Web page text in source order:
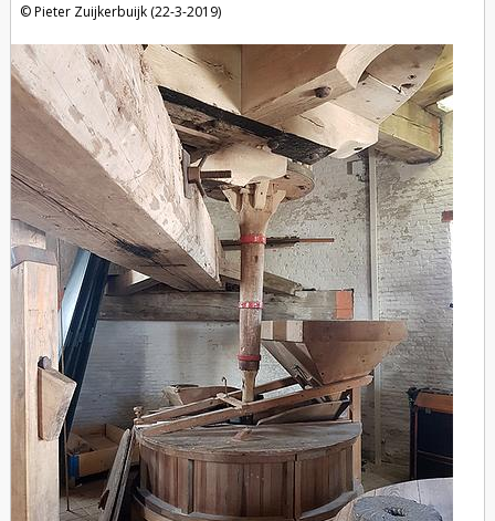
Pieter Zuijkerbuijk (22-3-2019)